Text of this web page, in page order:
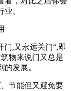
。
门,又永远关门“,即
物来说门又总是
发展。
节能但又避免要